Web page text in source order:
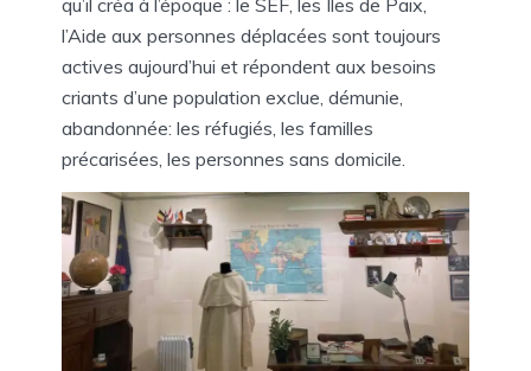
l’Aide aux personnes déplacées sont toujours
actives aujourd’hui et répondent aux besoins
criants d’une population exclue, démunie,
abandonnée: les réfugiés, les familles
précarisées, les personnes sans domicile.